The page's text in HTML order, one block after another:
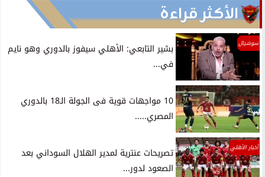
الأكثر قراءة
سوشيال
بشير التابعي: الأهلي سيفوز بالدوري وهو نايم
في...
10 مواجهات قوية فى الجولة الـ18 بالدوري
المصري.....
أخبار الأهلي
تصريحات عنترية لمدير الهلال السوداني بعد
الصعود لدور...